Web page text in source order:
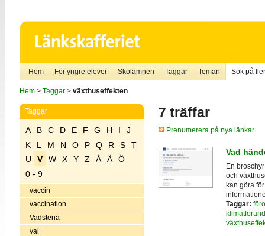
Hem För yngre elever Skolämnen Taggar Teman Sök på
Hem> Taggar> växthuseffekten
Taggar
A B C D E F G H I
J
K
L M N O P Q R S
T
U
V W X Y Z Å Ä
Ö
0 - 9
vaccin
vaccination
Vadstena
val
7 träffar
Prenumerera på nya länkar
Vad
En
och
kan göra
Taggar: